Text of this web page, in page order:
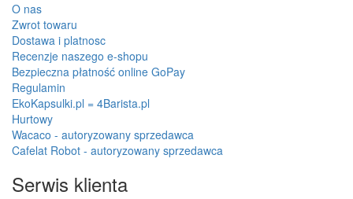
O nas
Zwrot towaru
Dostawa i platnosc
Recenzje naszego e-shopu
Bezpieczna płatność online GoPay
Regulamin
EkoKapsulki.pl = 4Barista.pl
Hurtowy
Wacaco - autoryzowany sprzedawca
Cafelat Robot - autoryzowany sprzedawca
Serwis klienta